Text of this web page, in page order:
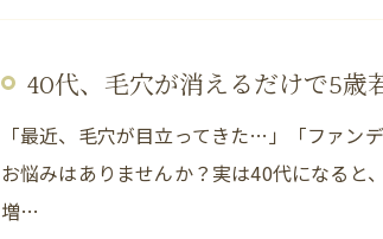
40代、毛穴が消えるだけで5歳
「最近、毛穴が目立ってきた…」「ファン
お悩みはありませんか？実は40代になると
増…